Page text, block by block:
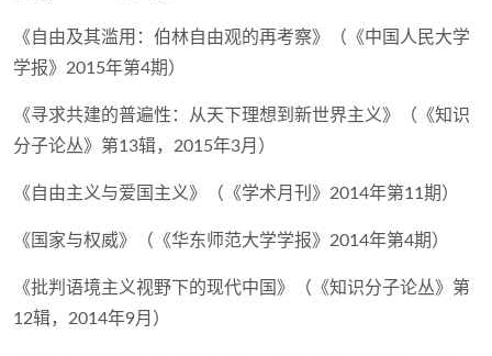
《自由及其滥用：伯林自由观的再考察》（《中国人民大学
学报》2015年第4期）
《寻求共建的普遍性：从天下理想到新世界主义》（《知识
分子论丛》第13辑，2015年3月）
《自由主义与爱国主义》（《学术月刊》2014年第11期）
《国家与权威》（《华东师范大学学报》2014年第4期）
《批判语境主义视野下的现代中国》（《知识分子论丛》第
12辑，2014年9月）